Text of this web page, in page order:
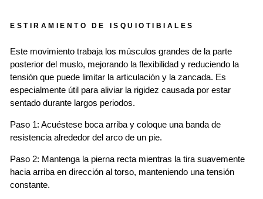
ESTIRAMIENTO DE ISQUIOTIBIALES
Este movimiento trabaja los músculos grandes de la parte
posterior del muslo, mejorando la flexibilidad y reduciendo la
tensión que puede limitar la articulación y la zancada. Es
especialmente útil para aliviar la rigidez causada por estar
sentado durante largos periodos.
Paso 1: Acuéstese boca arriba y coloque una banda de
resistencia alrededor del arco de un pie.
Paso 2: Mantenga la pierna recta mientras la tira suavemente
hacia arriba en dirección al torso, manteniendo una tensión
constante.